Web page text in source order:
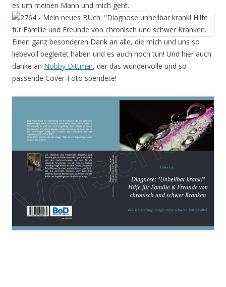
es um meinen Mann und mich geht.
Einen ganz besonderen Dank an alle, die mich und uns so
liebevoll begleitet haben und es auch noch tun! Und hier auch
danke an Nobby Dittmar, der das wundervolle und so
passende Cover-Foto spendete!